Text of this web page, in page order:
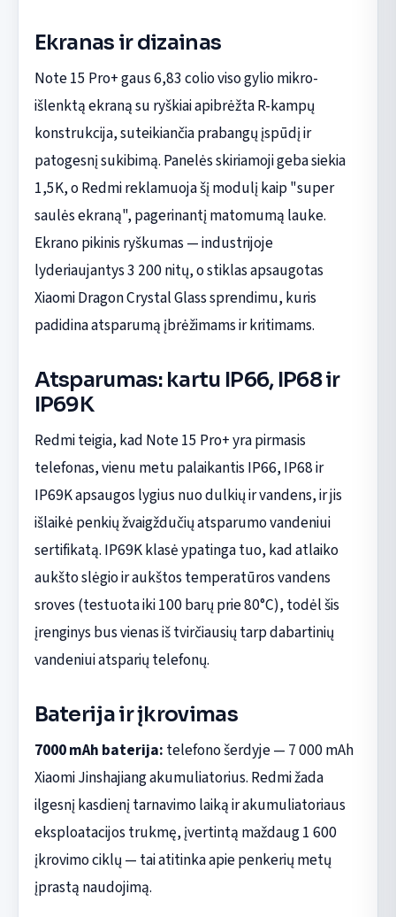
Ekranas ir dizainas
Note 15 Pro+ gaus 6,83 colio viso gylio mikro-
išlenktą ekraną su ryškiai apibrėžta R-kampų
konstrukcija, suteikiančia prabangų įspūdį ir
patogesnį sukibimą. Panelės skiriamoji geba siekia
1,5K, o Redmi reklamuoja šį modulį kaip "super
saulės ekraną", pagerinantį matomumą lauke.
Ekrano pikinis ryškumas — industrijoje
lyderiaujantys 3 200 nitų, o stiklas apsaugotas
Xiaomi Dragon Crystal Glass sprendimu, kuris
padidina atsparumą įbrėžimams ir kritimams.
Atsparumas: kartu IP66, IP68 ir
IP69K
Redmi teigia, kad Note 15 Pro+ yra pirmasis
telefonas, vienu metu palaikantis IP66, IP68 ir
IP69K apsaugos lygius nuo dulkių ir vandens, ir jis
išlaikė penkių žvaigždučių atsparumo vandeniui
sertifikatą. IP69K klasė ypatinga tuo, kad atlaiko
aukšto slėgio ir aukštos temperatūros vandens
sroves (testuota iki 100 barų prie 80°C), todėl šis
įrenginys bus vienas iš tvirčiausių tarp dabartinių
vandeniui atsparių telefonų.
Baterija ir įkrovimas
7000 mAh baterija: telefono šerdyje — 7 000 mAh
Xiaomi Jinshajiang akumuliatorius. Redmi žada
ilgesnį kasdienį tarnavimo laiką ir akumuliatoriaus
eksploatacijos trukmę, įvertintą maždaug 1 600
įkrovimo ciklų — tai atitinka apie penkerių metų
įprastą naudojimą.